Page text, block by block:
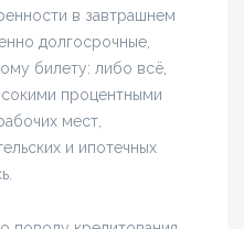
в завтрашнем
долгосрочные,
билету: либо всё,
процентными
мест,
и ипотечных